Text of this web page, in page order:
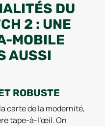
DU
2 : UNE
MOBILE
AUSSI
ROBUSTE
carte de la modernité,
tape-à-l’œil. On